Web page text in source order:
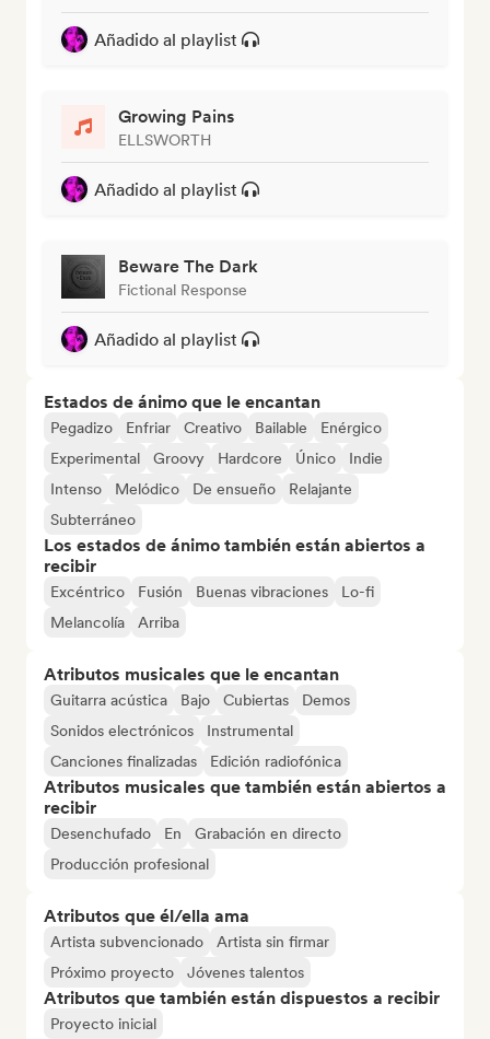
Añadido al playlist
Growing Pains
ELLSWORTH
Añadido al playlist
Beware The Dark
Fictional Response
Añadido al playlist
Estados de ánimo que le encantan
Pegadizo Enfriar Creativo Bailable
Enérgico
Experimental
Groovy Hardcore Único
Indie
Intenso
Melódico De ensueño
Relajante
Subterráneo
Los estados de ánimo también están abiertos a
recibir
Excéntrico Fusión Buenas vibraciones
Lo-fi
Melancolía
Arriba
Atributos musicales que le encantan
Guitarra acústica Bajo Cubiertas
Demos
Sonidos electrónicos
Instrumental
Canciones finalizadas
Edición radiofónica
Atributos musicales que también están abiertos a
recibir
Desenchufado En
Grabación en directo
Producción profesional
Atributos que él/ella ama
Artista subvencionado
Artista sin firmar
Próximo proyecto
Jóvenes talentos
Atributos que también están dispuestos a recibir
Proyecto inicial